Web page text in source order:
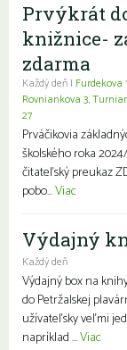
Prvýkrát
knižnice-
zdarma
Každý deň | Furdekova 1
Rovniankova 3,
27
Prváčikovia
školského roka
čitateľský preukaz
pobo...Viac
Výdajný
Každý deň
Výdajný box na
do Petržalskej
užívateľsky veľmi
napríklad ...Viac